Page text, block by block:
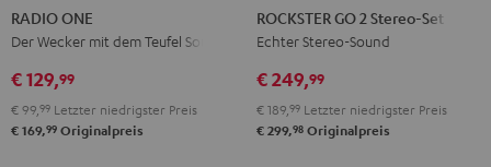
ONE
Black
ONE
Light
RADIO ONE
Der Wecker mit dem Teufel Sound
€ 129,99
€ 99, 99 Letzter niedrigster Preis
€ 169,99 Originalpreis
GO
2
Set
Black
GO
2
Set
Gray
GO
2
Night
Black
ROCKSTER GO 2 Stereo-Set
Echter Stereo-Sound
€ 249,99
€ 189, 99 Letzter niedrigster Preis
€ 299,98 Originalpreis